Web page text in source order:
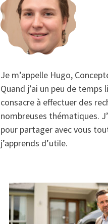
Je m’appelle Hugo,
Quand j’ai un peu de temps
consacre à effectuer des
nombreuses thématiques.
pour partager avec vous
j’apprends d’utile.